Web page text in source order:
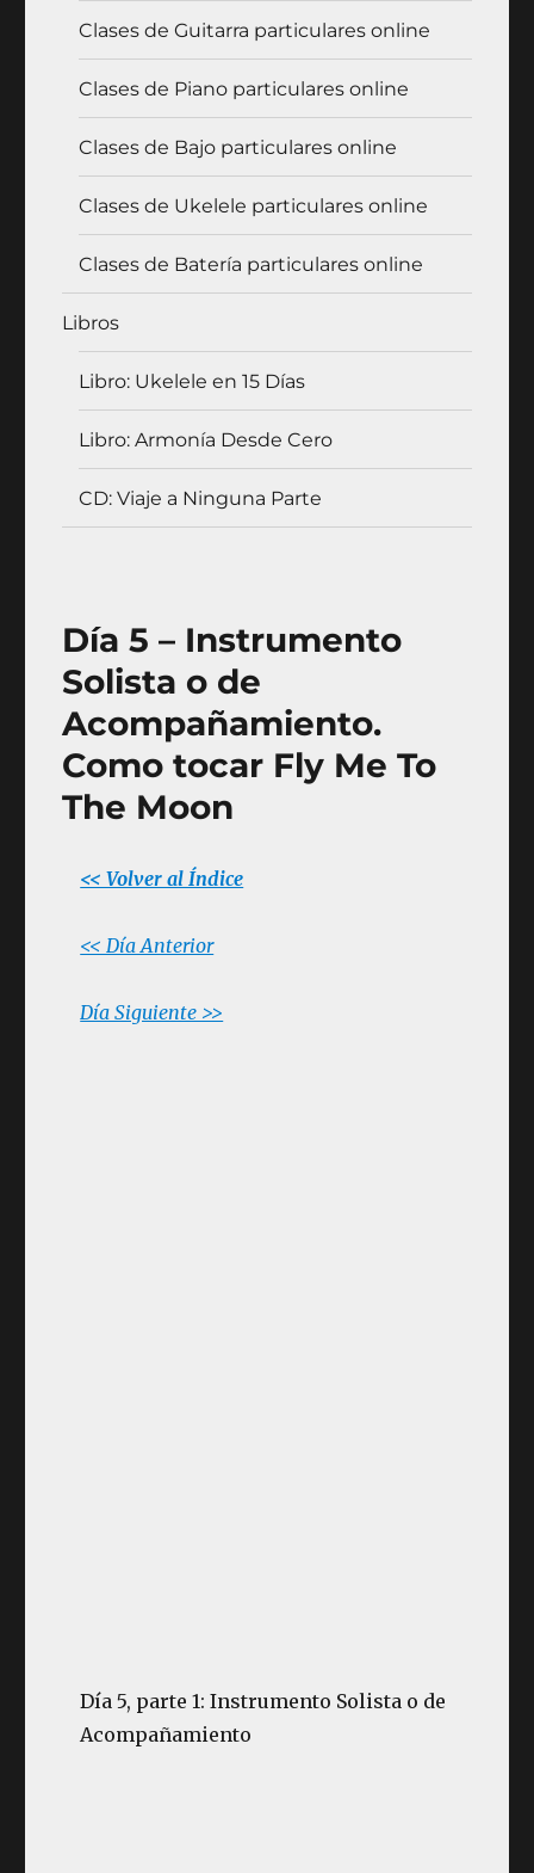
Clases de Guitarra particulares online
Clases de Piano particulares online
Clases de Bajo particulares online
Clases de Ukelele particulares online
Clases de Batería particulares online
Libros
Libro: Ukelele en 15 Días
Libro: Armonía Desde Cero
CD: Viaje a Ninguna Parte
Día 5 – Instrumento
Solista o de
Acompañamiento.
Como tocar Fly Me To
The Moon
<< Volver al Índice
<< Día Anterior
Día Siguiente >>
Día 5, parte 1: Instrumento Solista o de
Acompañamiento